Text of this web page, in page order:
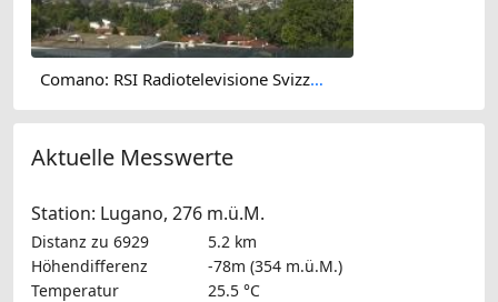
Comano: RSI Radiotelevisione Svizzera
Aktuelle Messwerte
Station: Lugano, 276 m.ü.M.
Distanz zu 6929
5.2 km
Höhendifferenz
-78m (354 m.ü.M.)
Temperatur
25.5 °C